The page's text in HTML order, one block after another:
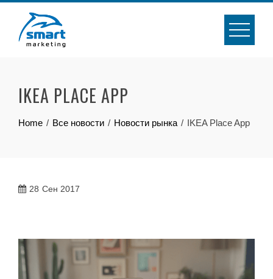
content
IKEA PLACE APP
Home Все новости Новости рынка IKEA Place App
28 Сен 2017